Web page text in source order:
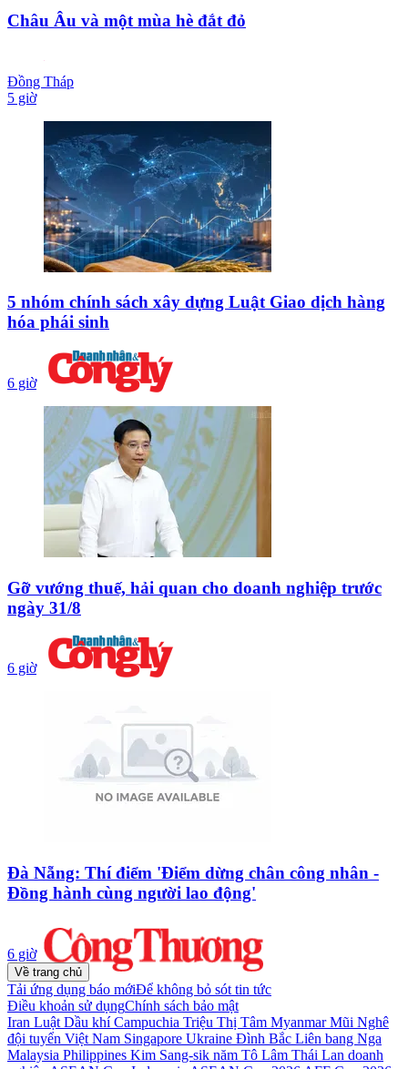
Châu Âu và một mùa hè đắt đỏ
Đồng Tháp
5 giờ
5 nhóm chính sách xây dựng Luật Giao dịch hàng
hóa phái sinh
6 giờ
Gỡ vướng thuế, hải quan cho doanh nghiệp trước
ngày 31/8
6 giờ
Đà Nẵng: Thí điểm 'Điểm dừng chân công nhân -
Đồng hành cùng người lao động'
6 giờ
Về trang chủ
Tải ứng dụng báo mớiĐể không bỏ sót tin tức
Điều khoản sử dụngChính sách bảo mật
Iran Luật Dầu khí Campuchia Triệu Thị Tâm Myanmar Mũi Nghê
đội tuyển Việt Nam Singapore Ukraine Đình Bắc Liên bang Nga
Malaysia Philippines Kim Sang-sik năm Tô Lâm Thái Lan doanh